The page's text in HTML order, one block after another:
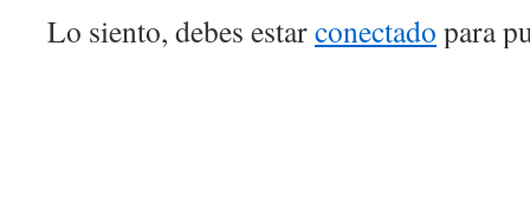
Lo siento, debes estarconectado para